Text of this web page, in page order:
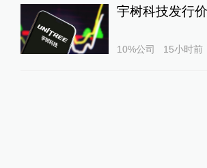
宇树科技发行
10%公司 15小时前